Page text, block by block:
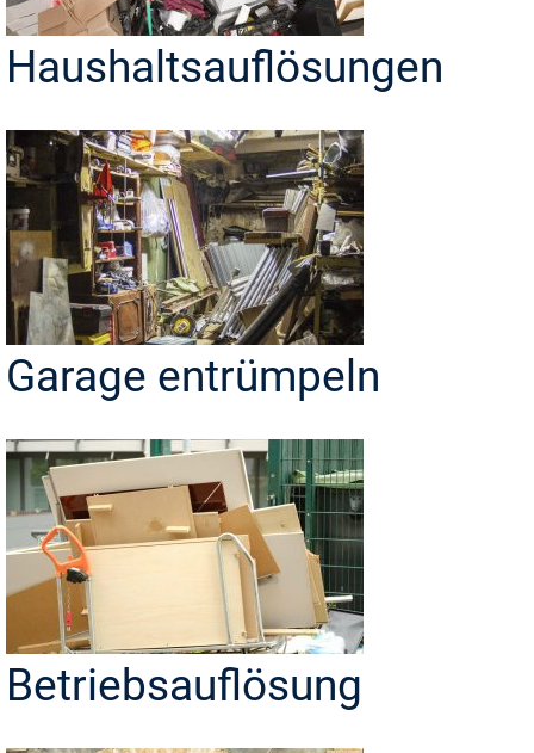
Haushaltsauflösungen
Garage entrümpeln
Betriebsauflösung